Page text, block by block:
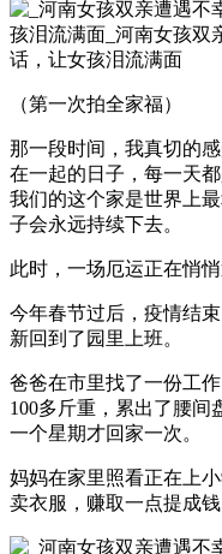
（第一次拍全家福）
那一段时间，我真切的
在一起的日子，每一天
我们的这个家是世界上
子会永远持续下去。
此时，一场厄运正在悄悄
今年春节过后，疫情结
新回到了园里上班。
爸爸在市里找了一份工
100多斤重，累出了腰间
一个星期才回家一次。
妈妈在家里照看正在上
卖衣服，赚取一点提成钱